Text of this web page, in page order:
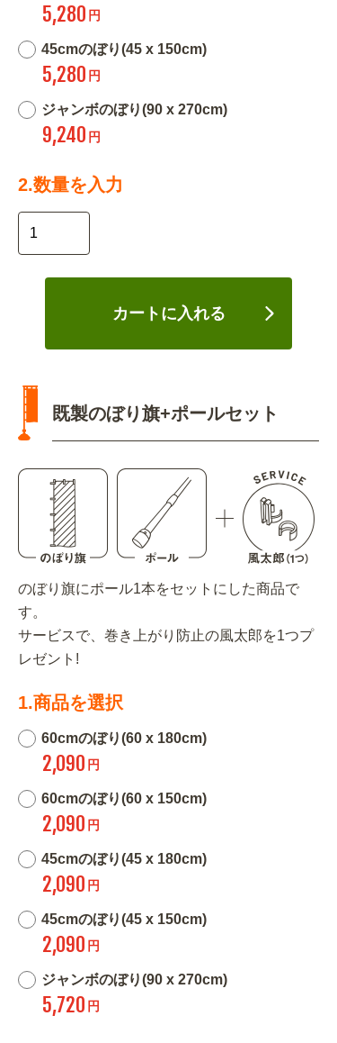
5,280 円
45cmのぼり(45 x 150cm)
5,280 円
ジャンボのぼり(90 x 270cm)
9,240 円
2.数量を入力
カートに入れる
既製のぼり旗+ポールセット
のぼり旗にポール1本をセットにした商品で
す。
サービスで、巻き上がり防止の風太郎を1つプ
レゼント!
1.商品を選択
60cmのぼり(60 x 180cm)
2,090 円
60cmのぼり(60 x 150cm)
2,090 円
45cmのぼり(45 x 180cm)
2,090 円
45cmのぼり(45 x 150cm)
2,090 円
ジャンボのぼり(90 x 270cm)
5,720 円